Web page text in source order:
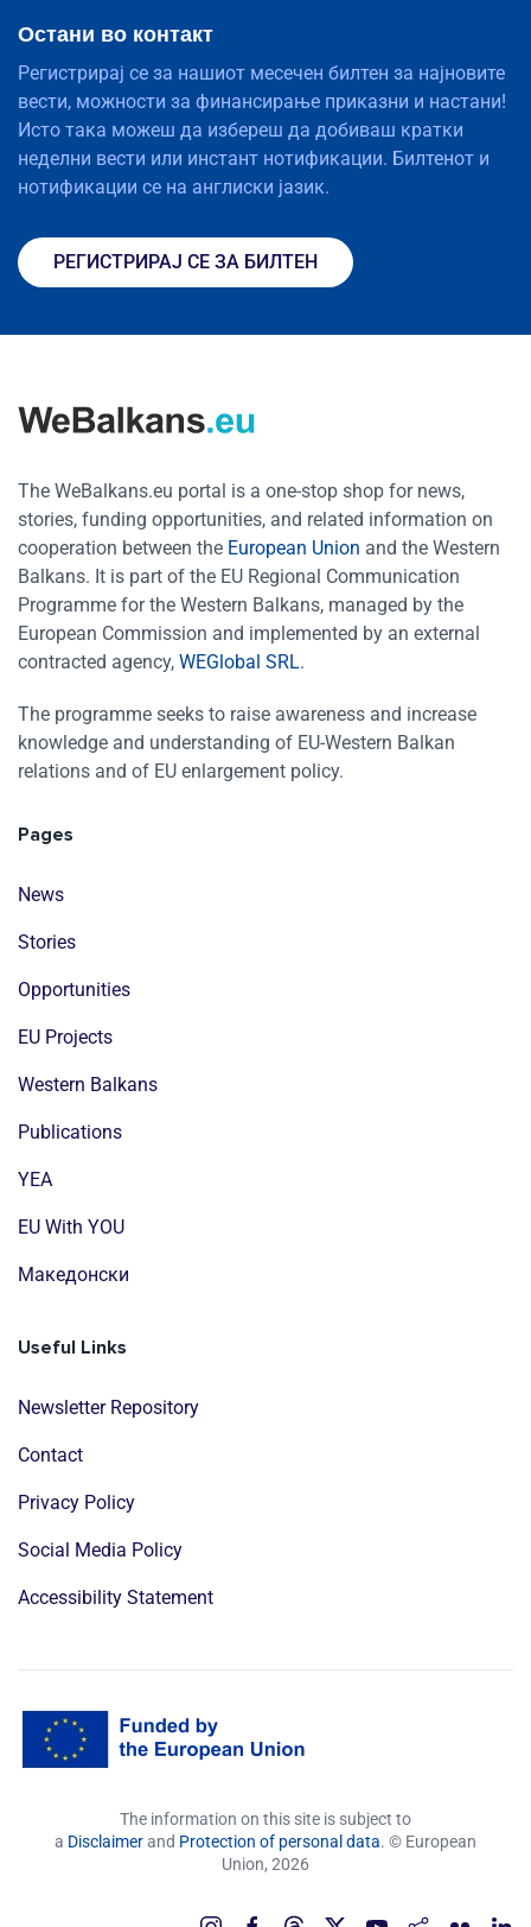
Остани во контакт
Регистрирај се за нашиот месечен билтен за најновите
вести, можности за финансирање приказни и настани!
Исто така можеш да избереш да добиваш кратки
неделни вести или инстант нотификации. Билтенот и
нотификации се на англиски јазик.
РЕГИСТРИРАЈ СЕ ЗА БИЛТЕН
The WeBalkans.eu portal is a one-stop shop for news,
stories, funding opportunities, and related information on
cooperation between the European Union and the Western
Balkans. It is part of the EU Regional Communication
Programme for the Western Balkans, managed by the
European Commission and implemented by an external
contracted agency, WEGlobal SRL.
The programme seeks to raise awareness and increase
knowledge and understanding of EU-Western Balkan
relations and of EU enlargement policy.
Pages
News
Stories
Opportunities
EU Projects
Western Balkans
Publications
YEA
EU With YOU
Mакедонски
Useful Links
Newsletter Repository
Contact
Privacy Policy
Social Media Policy
Accessibility Statement
The information on this site is subject to
a Disclaimerand Protection of personal data. © European
Union, 2026